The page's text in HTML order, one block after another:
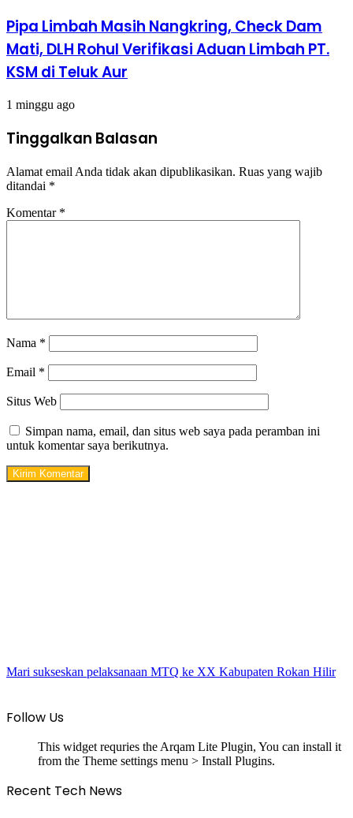
Pipa Limbah Masih Nangkring, Check Dam
Mati, DLH Rohul Verifikasi Aduan Limbah PT.
KSM di Teluk Aur
1 minggu ago
Tinggalkan Balasan
Alamat email Anda tidak akan dipublikasikan. Ruas yang wajib
ditandai *
Komentar *
Nama *
Email *
Situs Web
Simpan nama, email, dan situs web saya pada peramban ini
untuk komentar saya berikutnya.
Mari sukseskan pelaksanaan MTQ ke XX Kabupaten Rokan Hilir
Follow Us
This widget requries the Arqam Lite Plugin, You can install it
from the Theme settings menu > Install Plugins.
Recent Tech News